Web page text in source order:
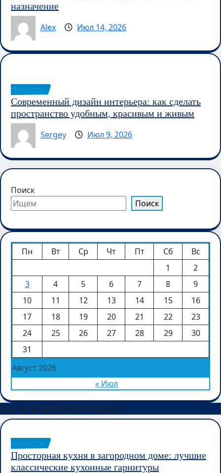
назначение
Alex
Июл 14, 2026
Современный дизайн интерьера: как сделать
пространство удобным, красивым и живым
Sergey
Июл 9, 2026
Поиск
Поиск
Август 2026
Пн Вт Ср Чт Пт Сб
Вс
1
2
3
4 5 6 7 8
9
10
11 12 13 14 15
16
17
18 19 20 21 22
23
24
25 26 27 28 29
30
31
« Июл
ВЫ МОГЛИ ПРОПУСТИТЬ
Просторная кухня в загородном доме: лучшие
классические кухонные гарнитуры